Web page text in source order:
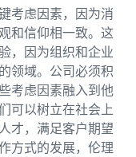
考虑因素，因为消
和信仰相一致。这
，因为组织和企业
领域。公司必须积
考虑因素融入到他
可以树立在社会上
才，满足客户期望
方式的发展，伦理